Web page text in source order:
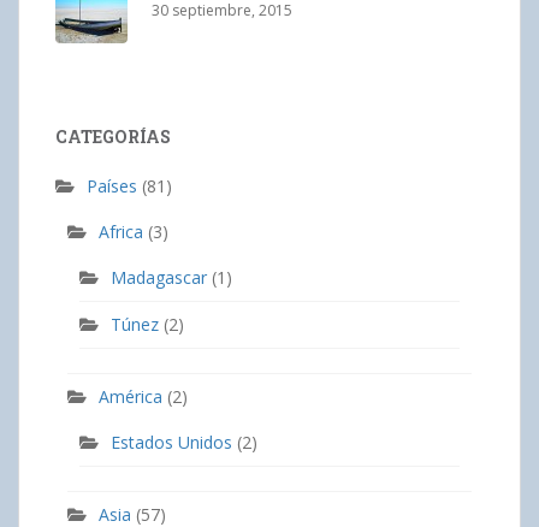
30 septiembre, 2015
CATEGORÍAS
Países (81)
Africa (3)
Madagascar (1)
Túnez (2)
América (2)
Estados Unidos (2)
Asia (57)